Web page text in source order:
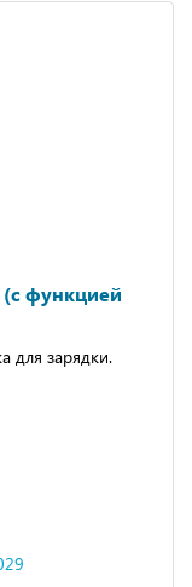
(с функцией
для зарядки.